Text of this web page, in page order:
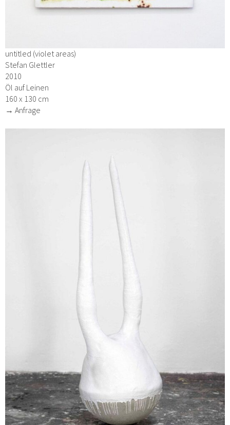
untitled (violet areas)
Stefan Glettler
2010
Öl auf Leinen
160 x 130 cm
→ Anfrage